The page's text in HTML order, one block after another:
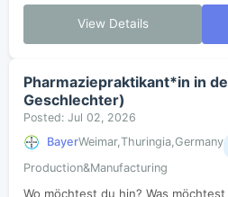
View Details
Pharmaziepraktikant*in in
Geschlechter)
Posted: Jul 02, 2026
BayerWeimar,Thuringia,Germany
Production&Manufacturing
Wo möchtest du hin? Was